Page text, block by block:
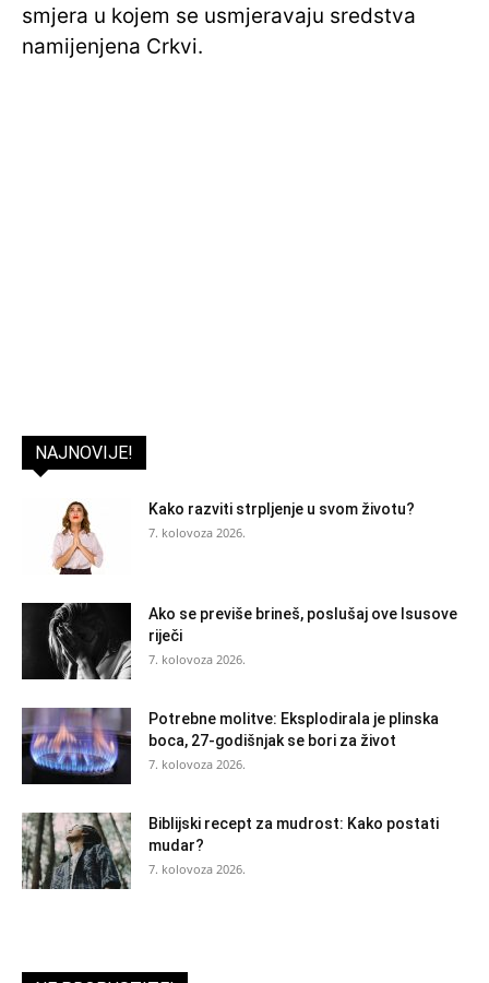
smjera u kojem se usmjeravaju sredstva
namijenjena Crkvi.
NAJNOVIJE!
Kako razviti strpljenje u svom životu?
7. kolovoza 2026.
Ako se previše brineš, poslušaj ove Isusove
riječi
7. kolovoza 2026.
Potrebne molitve: Eksplodirala je plinska
boca, 27-godišnjak se bori za život
7. kolovoza 2026.
Biblijski recept za mudrost: Kako postati
mudar?
7. kolovoza 2026.